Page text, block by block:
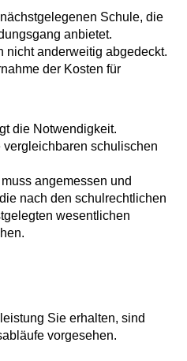
Schule, die
anbietet.
nicht anderweitig abgedeckt.
der Kosten für
die Notwendigkeit.
vergleichbaren schulischen
angemessen und
nach den schulrechtlichen
wesentlichen
Sie erhalten, sind
vorgesehen.